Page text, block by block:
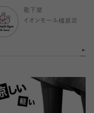
靴下屋
イオンモール橿原店